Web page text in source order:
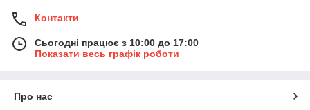
Контакти
Сьогодні працює з 10:00 до 17:00
Показати весь графік роботи
Про нас